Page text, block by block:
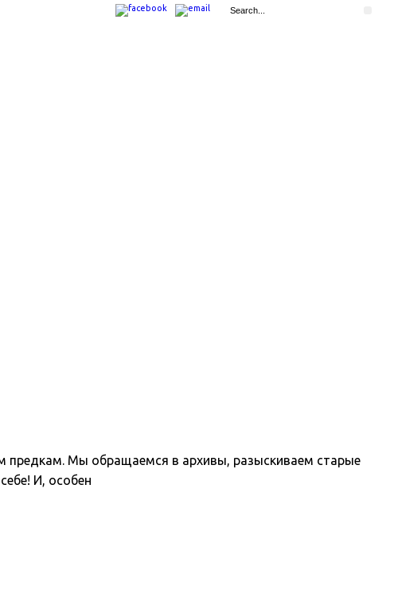
предкам. Мы обращаемся в архивы, разыскиваем старые
И, особен